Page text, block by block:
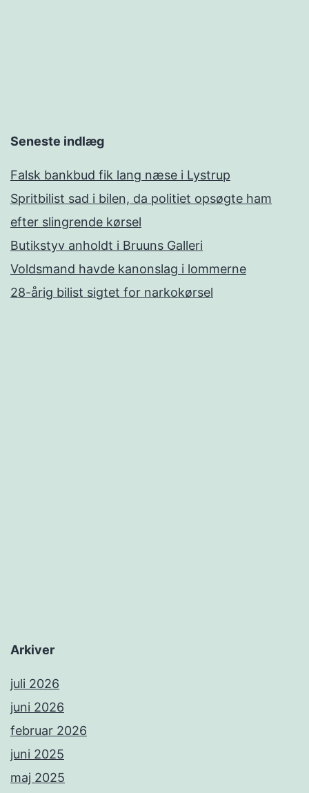
Seneste indlæg
Falsk bankbud fik lang næse i Lystrup
Spritbilist sad i bilen, da politiet opsøgte ham
efter slingrende kørsel
Butikstyv anholdt i Bruuns Galleri
Voldsmand havde kanonslag i lommerne
28-årig bilist sigtet for narkokørsel
Arkiver
juli 2026
juni 2026
februar 2026
juni 2025
maj 2025